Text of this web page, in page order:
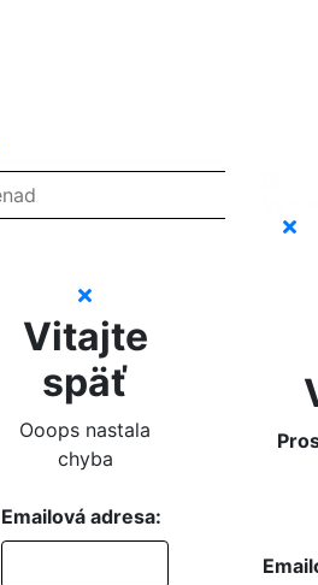
Vitajte
späť
Ooops nastala
chyba
Emailová adresa: